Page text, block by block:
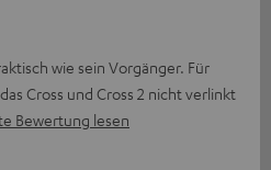
wie sein Vorgänger. Für
Cross und Cross 2 nicht verlinkt
Bewertung lesen